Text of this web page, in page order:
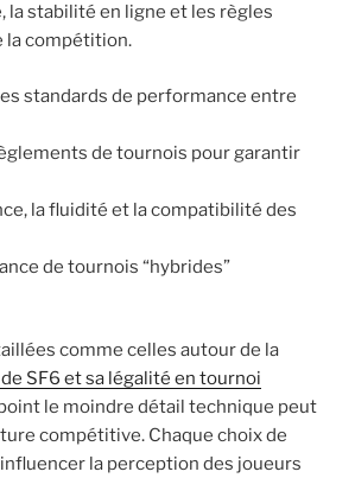
stabilité en ligne et les règles
la compétition.
standards de performance entre
de tournois pour garantir
la fluidité et la compatibilité des
de tournois “hybrides”
comme celles autour de la
SF6 et sa légalité en tournoi
le moindre détail technique peut
compétitive. Chaque choix de
la perception des joueurs